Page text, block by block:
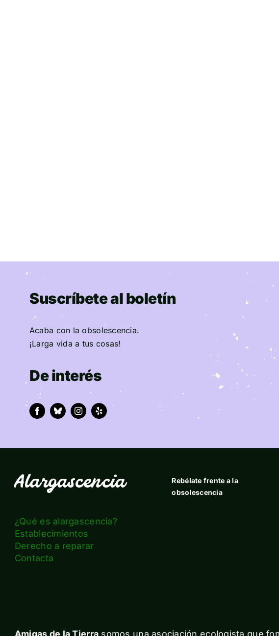
Suscríbete al boletín
Acaba con la obsolescencia.
¡Larga vida a tus cosas!
De interés
Alargascencia
Rebélate frente a la
obsolescencia
¿Qué es alargascencia?
Establecimientos
Derecho a reparar
Contacta
Amigas de la Tierra somos una asociación ecologista que